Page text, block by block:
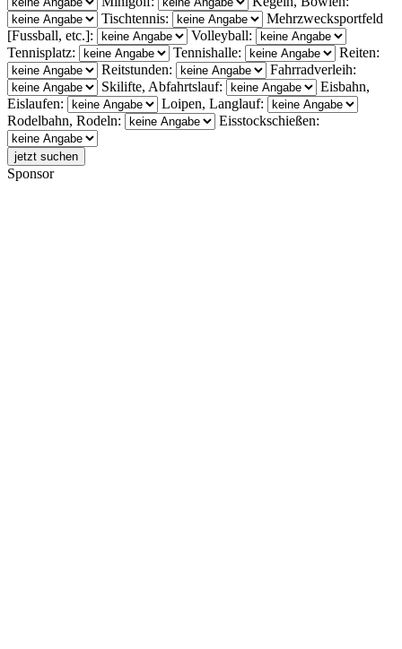
Tischtennis:
Mehrzwecksportfeld
[Fussball, etc.]:
Volleyball:
Tennisplatz:
Tennishalle:
Reiten:
Reitstunden:
Fahrradverleih:
Skilifte, Abfahrtslauf:
Eisbahn,
Eislaufen:
Loipen, Langlauf:
Rodelbahn, Rodeln:
Eisstockschießen:
Sponsor